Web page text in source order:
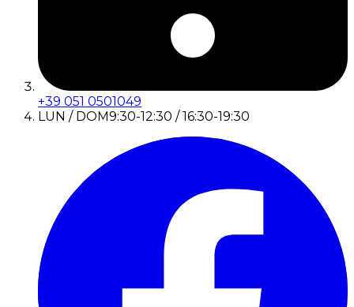
+39 051 0501049
LUN / DOM9:30-12:30 / 16:30-19:30